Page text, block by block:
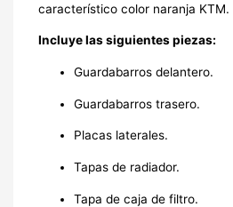
característico color naranja KTM.
Incluye las siguientes piezas:
Guardabarros delantero.
Guardabarros trasero.
Placas laterales.
Tapas de radiador.
Tapa de caja de filtro.